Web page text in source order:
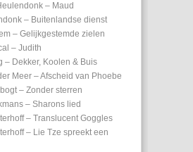
– Maud
– Buitenlandse dienst
– Gelijkgestemde zielen
– Judith
– Dekker, Koolen & Buis
Meer – Afscheid van Phoebe
– Zonder sterren
– Sharons lied
– Translucent Goggles
– Lie Tze spreekt een